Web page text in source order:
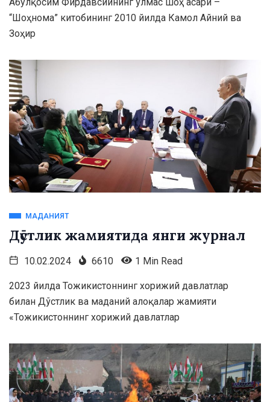
Абулқосим Фирдавсийнинг ўлмас шоҳ асари –
“Шоҳнома” китобининг 2010 йилда Камол Айний ва
Зоҳир
МАДАНИЯТ
Дӯстлик жамиятида янги журнал
10.02.2024 6610 1 Min Read
2023 йилда Тожикистоннинг хорижий давлатлар
билан Дўстлик ва маданий алоқалар жамияти
«Тожикистоннинг хорижий давлатлар